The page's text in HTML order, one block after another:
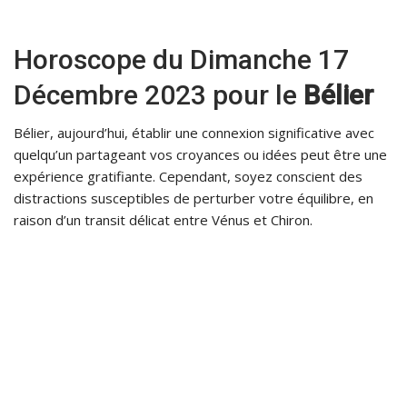
Horoscope du Dimanche 17
Décembre 2023 pour le Bélier
Bélier, aujourd’hui, établir une connexion significative avec
quelqu’un partageant vos croyances ou idées peut être une
expérience gratifiante. Cependant, soyez conscient des
distractions susceptibles de perturber votre équilibre, en
raison d’un transit délicat entre Vénus et Chiron.